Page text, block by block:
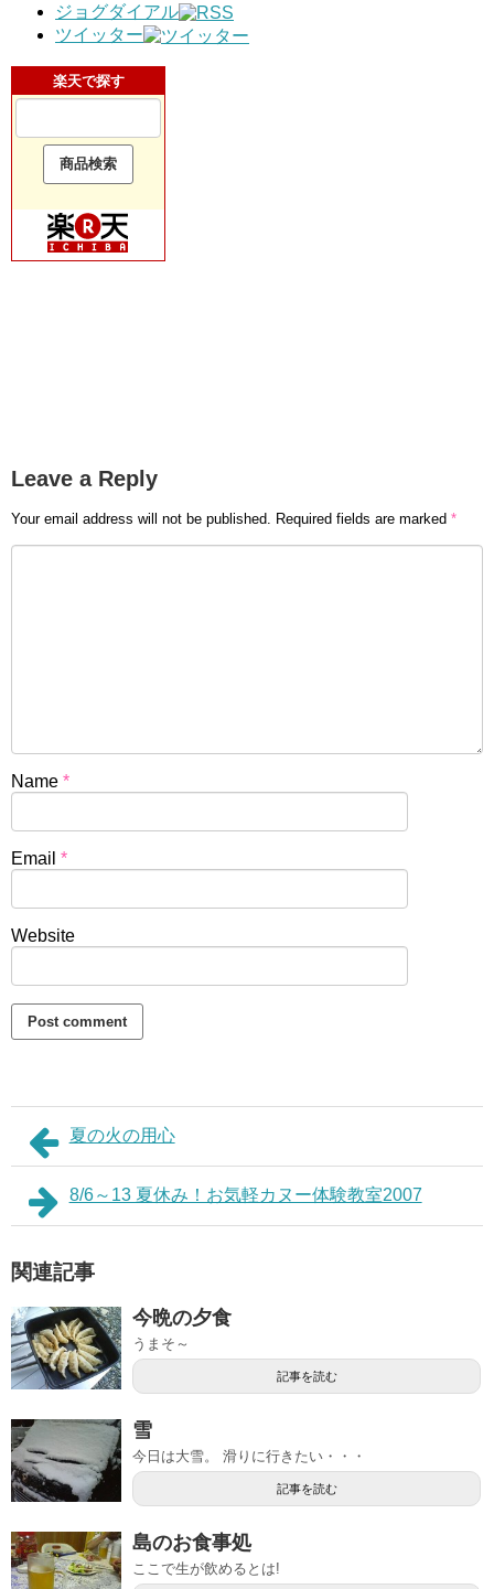
ジョグダイアル
ツイッター
楽天で探す
Leave a Reply
Your email address will not be published. Required fields are marked *
Name *
Email *
Website
夏の火の用心
8/6～13 夏休み！お気軽カヌー体験教室2007
関連記事
今晩の夕食
うまそ～
記事を読む
雪
今日は大雪。 滑りに行きたい・・・
記事を読む
島のお食事処
ここで生が飲めるとは!